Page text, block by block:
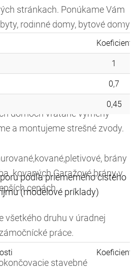
Hranica ročného čistého príjmu je
Koeficient
1
0,7
0,45
podľa priemerného čistého
(modelové príklady)
Kto má nárok na
Koeficient
stránkach. Ponúkame Vám
rodinné domy, bytové domy
dodávky a montáž
materiálu a
výmeny stúpačiek vody a
domoch vrátane výmeny
a montujeme strešné zvody.
brány
kovaných.Garažové brány v
cenách.
všetkého druhu v úradnej
práce.
stavebné